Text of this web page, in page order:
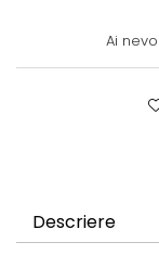
Ai
Descriere